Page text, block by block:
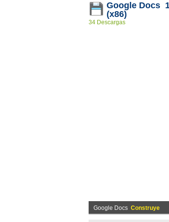
Google Docs
(x86)
34 Descargas
Google Docs Construye